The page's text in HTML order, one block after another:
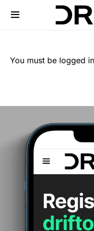
You must be logged